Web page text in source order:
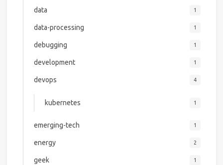
data 1
data-processing 1
debugging 1
development 1
devops 4
kubernetes 1
emerging-tech 1
energy 2
geek 1